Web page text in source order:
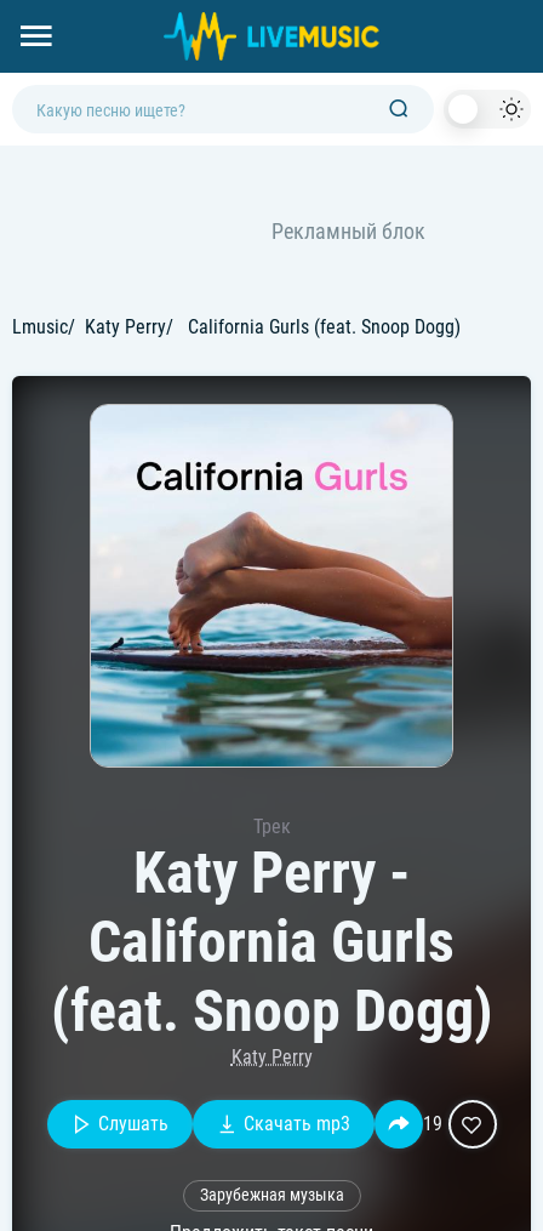
Lmusic Katy Perry California Gurls (feat. Snoop Dogg)
Трек
Katy Perry -
California Gurls
(feat. Snoop Dogg)
Katy Perry
Слушать Скачать mp3 19
Зарубежная музыка